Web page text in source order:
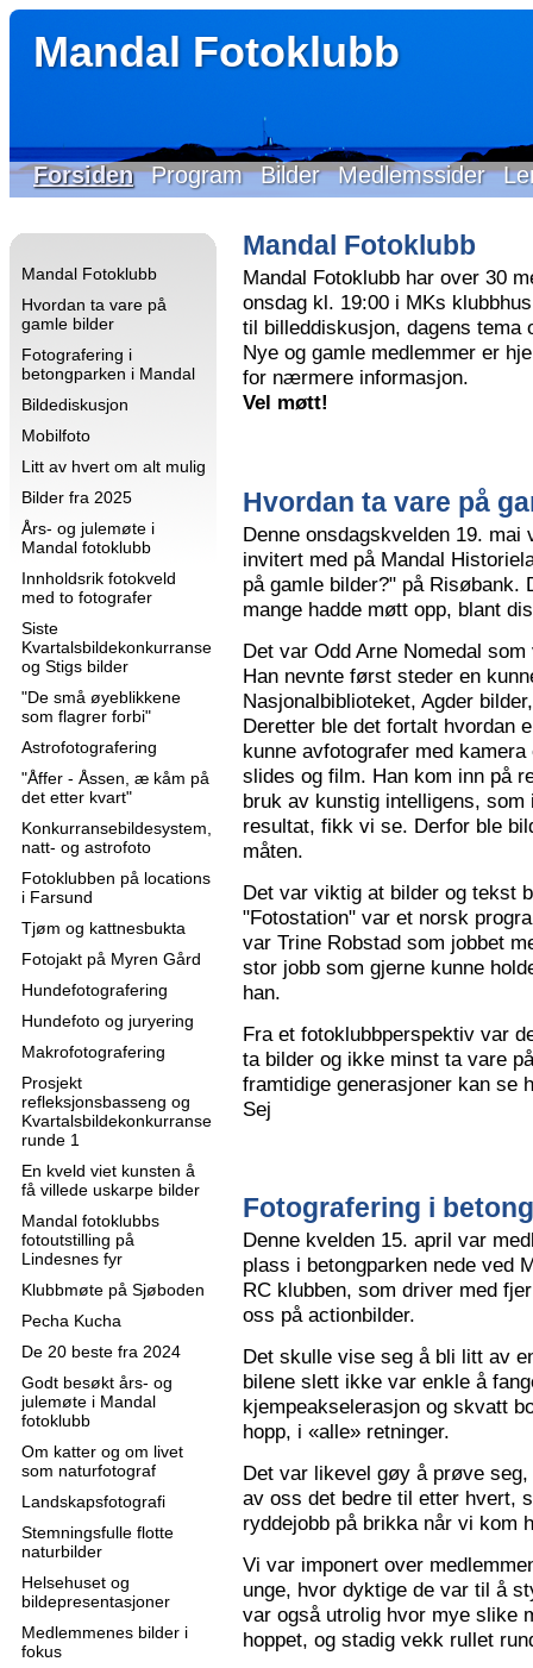
Mandal Fotoklubb
Forsiden Program Bilder Medlemssider
Mandal Fotoklubb
Hvordan ta vare på
gamle bilder
Fotografering i
betongparken i Mandal
Bildediskusjon
Mobilfoto
Litt av hvert om alt mulig
Bilder fra 2025
Års- og julemøte i
Mandal fotoklubb
Innholdsrik fotokveld
med to fotografer
Siste
Kvartalsbildekonkurranse
og Stigs bilder
"De små øyeblikkene
som flagrer forbi"
Astrofotografering
"Åffer - Åssen, æ kåm på
det etter kvart"
Konkurransebildesystem,
natt- og astrofoto
Fotoklubben på locations
i Farsund
Tjøm og kattnesbukta
Fotojakt på Myren Gård
Hundefotografering
Hundefoto og juryering
Makrofotografering
Prosjekt
refleksjonsbasseng og
Kvartalsbildekonkurranse
runde 1
En kveld viet kunsten å
få villede uskarpe bilder
Mandal fotoklubbs
fotoutstilling på
Lindesnes fyr
Klubbmøte på Sjøboden
Pecha Kucha
De 20 beste fra 2024
Godt besøkt års- og
julemøte i Mandal
fotoklubb
Om katter og om livet
som naturfotograf
Landskapsfotografi
Stemningsfulle flotte
naturbilder
Helsehuset og
bildepresentasjoner
Medlemmenes bilder i
fokus
Mandal Fotoklubb
Mandal Fotoklubb har over 30
onsdag kl. 19:00 i MKs
til billeddiskusjon, dagens
Nye og gamle medlemmer er
for nærmere informasjon.
Vel møtt!
Hvordan ta vare på
Denne onsdagskvelden 19.
invitert med på Mandal
på gamle bilder?" på
mange hadde møtt opp, blant
Det var Odd Arne Nomedal
Han nevnte først steder en
Nasjonalbiblioteket, Agder
Deretter ble det fortalt hvordan
kunne avfotografer med
slides og film. Han kom inn på
bruk av kunstig intelligens,
resultat, fikk vi se. Derfor ble
måten.
Det var viktig at bilder og tekst
"Fotostation" var et norsk
var Trine Robstad som jobbet
stor jobb som gjerne kunne
han.
Fra et fotoklubbperspektiv var
ta bilder og ikke minst ta vare
framtidige generasjoner kan se
Sej
Fotografering i
Denne kvelden 15. april var
plass i betongparken nede ved
RC klubben, som driver med
oss på actionbilder.
Det skulle vise seg å bli litt av
bilene slett ikke var enkle å
kjempeakselerasjon og skvatt
hopp, i «alle» retninger.
Det var likevel gøy å prøve
av oss det bedre til etter hvert,
ryddejobb på brikka når vi kom
Vi var imponert over
unge, hvor dyktige de var til å
var også utrolig hvor mye slike
hoppet, og stadig vekk rullet